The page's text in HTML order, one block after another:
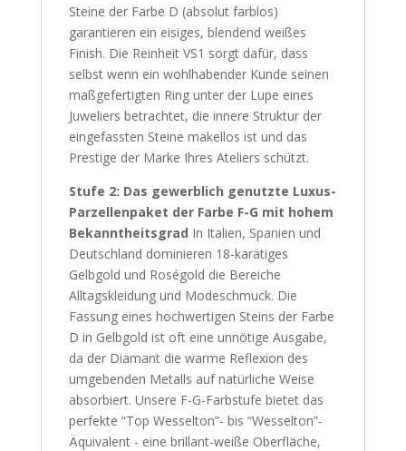
Steine der Farbe D (absolut farblos)
garantieren ein eisiges, blendend weißes
Finish. Die Reinheit VS1 sorgt dafür, dass
selbst wenn ein wohlhabender Kunde seinen
maßgefertigten Ring unter der Lupe eines
Juweliers betrachtet, die innere Struktur der
eingefassten Steine makellos ist und das
Prestige der Marke Ihres Ateliers schützt.
Stufe 2: Das gewerblich genutzte Luxus-
Parzellenpaket der Farbe F-G mit hohem
Bekanntheitsgrad In Italien, Spanien und
Deutschland dominieren 18-karätiges
Gelbgold und Roségold die Bereiche
Alltagskleidung und Modeschmuck. Die
Fassung eines hochwertigen Steins der Farbe
D in Gelbgold ist oft eine unnötige Ausgabe,
da der Diamant die warme Reflexion des
umgebenden Metalls auf natürliche Weise
absorbiert. Unsere F-G-Farbstufe bietet das
perfekte “Top Wesselton”- bis “Wesselton”-
Äquivalent - eine brillant-weiße Oberfläche,